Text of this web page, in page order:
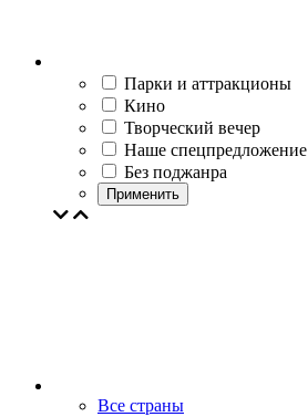
Парки и аттракционы
Кино
Творческий вечер
Наше спецпредложение
Без поджанра
Применить
Все страны